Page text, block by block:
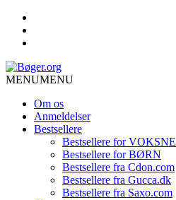
MENUMENU
Om os
Anmeldelser
Bestsellere
Bestsellere for VOKSNE
Bestsellere for BØRN
Bestsellere fra Cdon.com
Bestsellere fra Gucca.dk
Bestsellere fra Saxo.com